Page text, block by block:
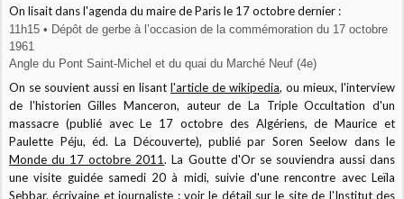
On lisait dans l'agenda du maire de Paris le 17 octobre dernier :
11h15 • Dépôt de gerbe à l’occasion de la commémoration du 17 octobre
1961
Angle du Pont Saint-Michel et du quai du Marché Neuf (4e)
On se souvient aussi en lisant l'article de wikipedia, ou mieux, l'interview
de l'historien Gilles Manceron, auteur de La Triple Occultation d'un
massacre (publié avec Le 17 octobre des Algériens, de Maurice et
Paulette Péju, éd. La Découverte), publié par Soren Seelow dans le
Monde du 17 octobre 2011. La Goutte d'Or se souviendra aussi dans
une visite guidée samedi 20 à midi, suivie d'une rencontre avec Leïla
Sebbar, écrivaine et journaliste : voir le détail sur le site de l'Institut des